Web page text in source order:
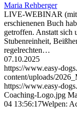
Maria Rehberger
LIVE-WEBINAR (mit
erschienenen Buch
getroffen. Anstatt sich
Stubenreinheit,
regelrechten…
07.10.2025
https://www.easy-
content/uploads/
https://www.easy-
Coaching-Logo.jpg
04 13:56:17Welpen: